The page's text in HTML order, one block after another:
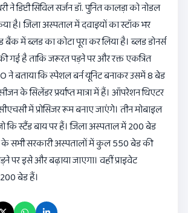
ने डिप्टी सिविल सर्जन डॉ. पुनित कालड़ा को नोडल
है। जिला अस्पताल में दवाइयों का स्टॉक भर
बैंक में ब्लड का कोटा पूरा कर लिया है। ब्लड डोनर्स
गई है ताकि जरूरत पड़ने पर और रक्त एकत्रित
ने बताया कि स्पेशल बर्न यूनिट बनाकर उसमें 8 बेड
के सिलेंडर प्रर्याप्त मात्रा में हैं। ऑपरेशन थिएटर
में प्रोसिजर रूम बनाए जाएंगे। तीन मोबाइल
कि स्टैंड बाय पर हैं। जिला अस्पताल में 200 बेड
के सभी सरकारी अस्पतालों में कुल 550 बेड की
पर इसे और बढ़ाया जाएगा। वहीं प्राइवेट
बेड हैं।